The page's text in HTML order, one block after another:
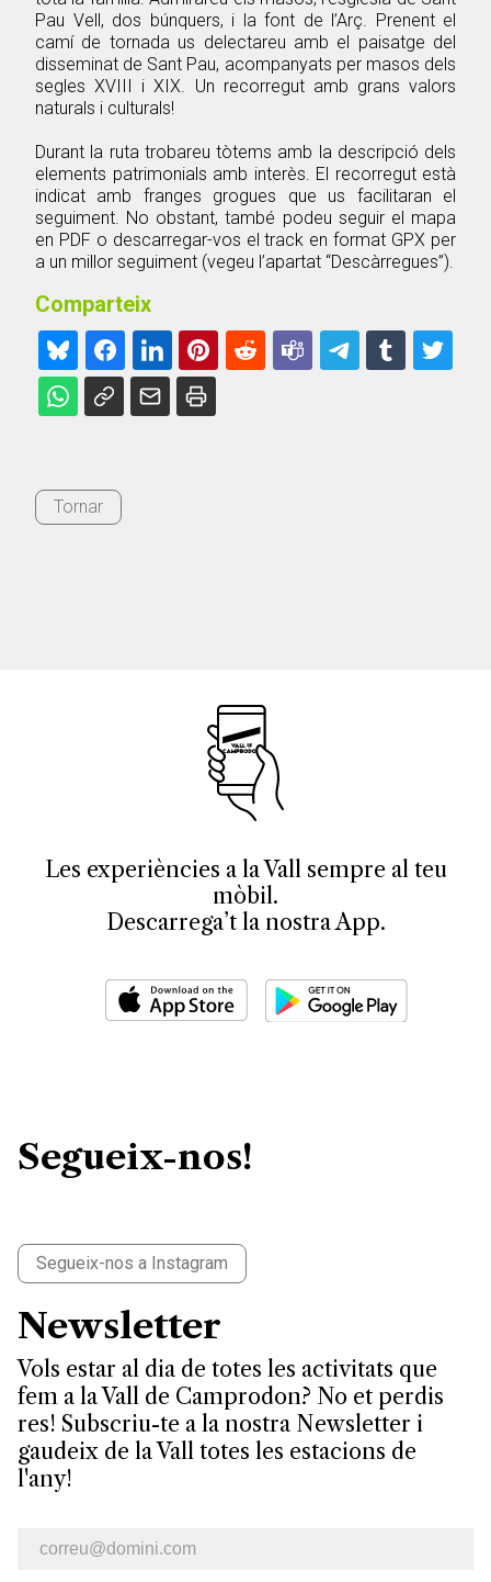
Pau Vell, dos búnquers, i la font de l’Arç. Prenent el
camí de tornada us delectareu amb el paisatge del
disseminat de Sant Pau, acompanyats per masos dels
segles XVIII i XIX. Un recorregut amb grans valors
naturals i culturals!
Durant la ruta trobareu tòtems amb la descripció dels
elements patrimonials amb interès. El recorregut està
indicat amb franges grogues que us facilitaran el
seguiment. No obstant, també podeu seguir el mapa
en PDF o descarregar-vos el track en format GPX per
a un millor seguiment (vegeu l’apartat “Descàrregues”).
Comparteix
Tornar
Les experiències a la Vall sempre al teu
mòbil.
Descarrega’t la nostra App.
Segueix-nos!
Segueix-nos a Instagram
Newsletter
Vols estar al dia de totes les activitats que
fem a la Vall de Camprodon? No et perdis
res! Subscriu-te a la nostra Newsletter i
gaudeix de la Vall totes les estacions de
l'any!
E-mail newsletter